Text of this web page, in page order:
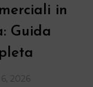
in
Guida
2026